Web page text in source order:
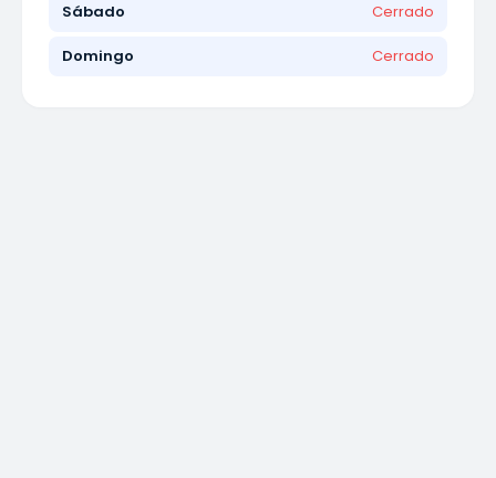
Sábado Cerrado
Domingo Cerrado